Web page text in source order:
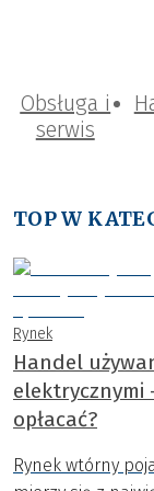
Obsługa i
serwis
TOP W
Rynek
Handel
elektrycznymi
opłacać?
Rynek wtórny